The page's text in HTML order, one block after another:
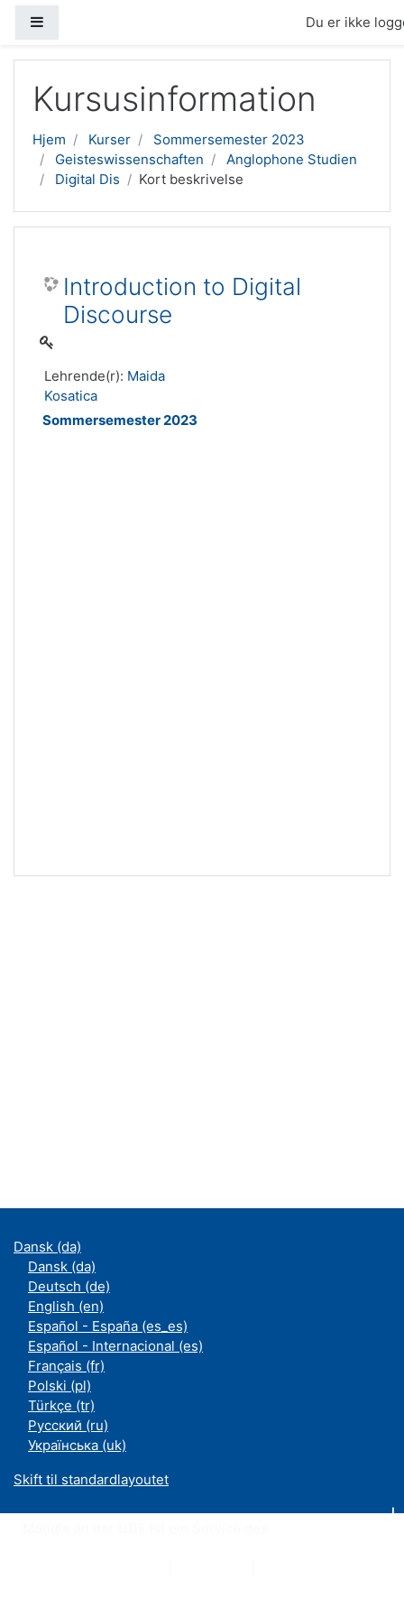
Du er ikke
Kursusinformation
Hjem Kurser
Sommersemester 2023
Geisteswissenschaften
Anglophone Studien
Digital Dis
Kort beskrivelse
Introduction to Digital
Discourse
Lehrende(r): Maida
Kosatica
Sommersemester 2023
Dansk ‎(da)‎
Dansk ‎(da)‎
Deutsch ‎(de)‎
English ‎(en)‎
Español - España ‎(es_es)‎
Español - Internacional ‎(es)‎
Français ‎(fr)‎
Polski ‎(pl)‎
Türkçe ‎(tr)‎
Русский ‎(ru)‎
Українська ‎(uk)‎
Skift til standardlayoutet